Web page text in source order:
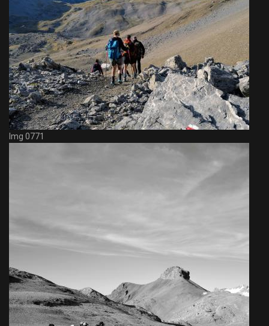
Img 0771